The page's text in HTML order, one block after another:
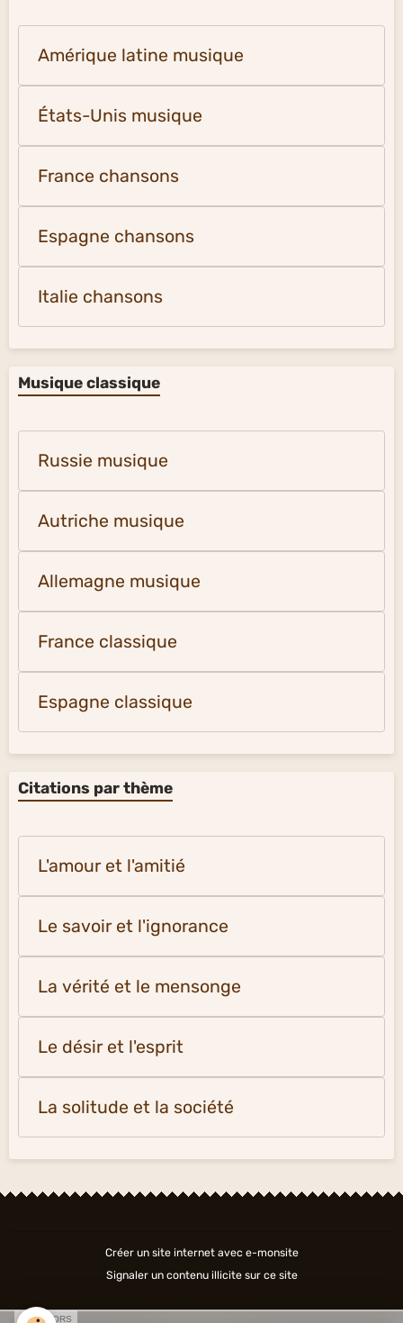
Amérique latine musique
États-Unis musique
France chansons
Espagne chansons
Italie chansons
Musique classique
Russie musique
Autriche musique
Allemagne musique
France classique
Espagne classique
Citations par thème
L'amour et l'amitié
Le savoir et l'ignorance
La vérité et le mensonge
Le désir et l'esprit
La solitude et la société
Créer un site internet avec e-monsite
Signaler un contenu illicite sur ce site
SPONSORS